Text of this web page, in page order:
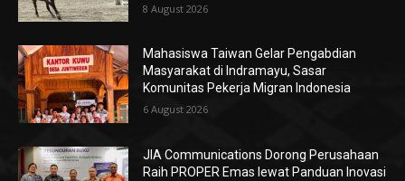
8 August 2026
Mahasiswa Taiwan Gelar Pengabdian
Masyarakat di Indramayu, Sasar
Komunitas Pekerja Migran Indonesia
6 August 2026
JIA Communications Dorong Perusahaan
Raih PROPER Emas lewat Panduan Inovasi